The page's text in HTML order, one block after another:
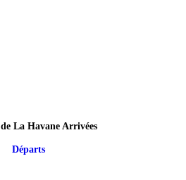
La Havane Arrivées
Départs